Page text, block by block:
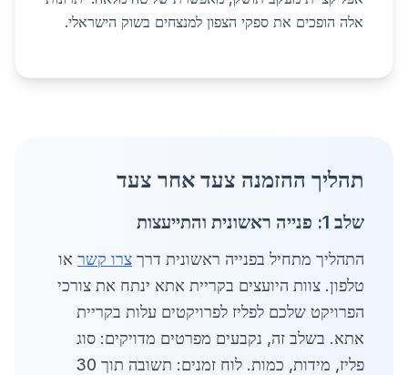
אלה הופכים את ספקי הצפון למנצחים בשוק הישראלי.
תהליך ההזמנה צעד אחר צעד
שלב 1: פנייה ראשונית והתייעצות
התהליך מתחיל בפנייה ראשונית דרך צרו קשר או
טלפון. צוות היועצים בקריית אתא ינתח את צורכי
הפרויקט שלכם לפליז לפרויקטים עלות בקריית
אתא. בשלב זה, נקבעים מפרטים מדויקים: סוג
פליז, מידות, כמות. לוח זמנים: תשובה תוך 30